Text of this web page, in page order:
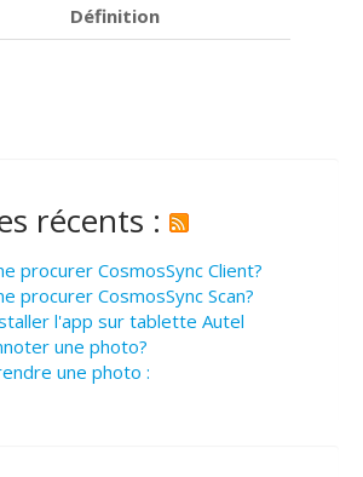
Définition
récents :
procurer CosmosSync Client?
procurer CosmosSync Scan?
l'app sur tablette Autel
une photo?
une photo :